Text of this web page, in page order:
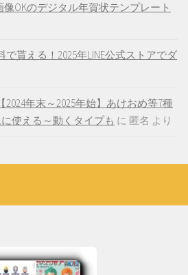
OKのデジタル年賀状テンプレート
貰える！2025年LINE公式ストアでダ
年末～2025年始】あけおめ等7種
使える～動くタイプも に 匿名 より